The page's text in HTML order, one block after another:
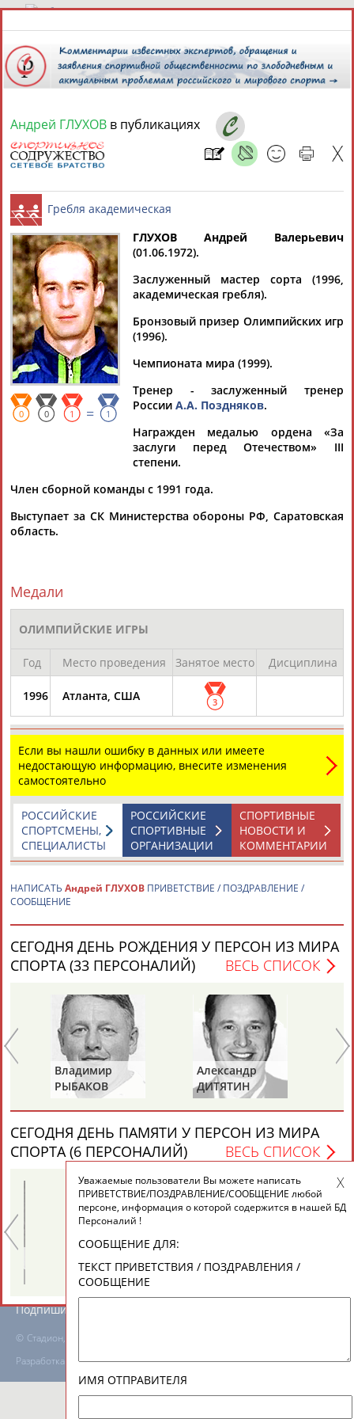
7 августа 2026 года,01:41
Найдено: 13181 Расширенный поиск
Аслаудин
АБАЕВ
Елена
АБАИМОВА
Мария
АБАКУМОВА
АБАЛАКИНА
Дмитрий
АБАРЕНОВ
Тамилла
АБАСОВА
АБАЧАРАЕВ
Ростом
АБАШИДЗЕ
Татьяна
АББЯСОВА
Акжана
АБДИКАРИМОВА
Артур
Каримжан
АБДРАХМАНОВ
Аделя
АБДРАХМАНОВА
Андрей
АБДУВАЛИЕВ
Герман
АБДУЛАЕВ
Рамазан
АБДУЛАЕВ
Тагир
АБДУЛАЕВ
Камиль
АБДУЛАЗИЗОВ
Загалав
АБДУЛБЕКОВ
Камалудин
АБДУЛДАУДОВ
Абдула
АБДУЛЖАЛИЛОВ
Магомед
АБДУЛКАГИРОВ
Назир
АБДУЛЛАЕВ
24 персон из 13181
ЕЩЁ ПЕРСОНЫ
ТАБЛО АКТИВНОСТИ
Вопросы сотрудничества и совместной деятельности
© Стадион, 1998-2026
Разработка и поддержка ООО НАИТ «Стадион»
Адресов в новостной рассылке: 996
Подпишись
Андрей ГЛУХОВ в публикациях
Гребля академическая
0 0 1 = 1
ГЛУХОВ Андрей Валерьевич
(01.06.1972).
Заслуженный мастер сорта (1996,
академическая гребля).
Бронзовый призер Олимпийских игр
(1996).
Чемпионата мира (1999).
Тренер - заслуженный тренер
России А.А. Поздняков.
Награжден медалью ордена «За
заслуги перед Отечеством» III
степени.
Член сборной команды с 1991 года.
Выступает за СК Министерства обороны РФ, Саратовская
область.
Медали
ОЛИМПИЙСКИЕ ИГРЫ
Год Место проведения Занятое место Дисциплина
1996 Атланта, США 3
Если вы нашли ошибку в данных или имеете
недостающую информацию, внесите изменения
самостоятельно
СПОРТИВНЫЕ
НОВОСТИ И
КОММЕНТАРИИ
РОССИЙСКИЕ
СПОРТИВНЫЕ
ОРГАНИЗАЦИИ
РОССИЙСКИЕ
СПОРТСМЕНЫ,
СПЕЦИАЛИСТЫ
НАПИСАТЬ Андрей ГЛУХОВ ПРИВЕТСТВИЕ / ПОЗДРАВЛЕНИЕ /
СООБЩЕНИЕ
СЕГОДНЯ ДЕНЬ РОЖДЕНИЯ У ПЕРСОН ИЗ МИРА
СПОРТА (33 ПЕРСОНАЛИЙ)
ВЕСЬ СПИСОК
Владимир
РЫБАКОВ
Александр
ДИТЯТИН
СЕГОДНЯ ДЕНЬ ПАМЯТИ У ПЕРСОН ИЗ МИРА
СПОРТА (6 ПЕРСОНАЛИЙ)
ВЕСЬ СПИСОК
ЯГУБКИН
ТУРЕЦКИЙ
Уважаемые пользователи Вы можете написать
ПРИВЕТСТВИЕ/ПОЗДРАВЛЕНИЕ/СООБЩЕНИЕ любой
персоне, информация о которой содержится в нашей БД
Персоналий !
СООБЩЕНИЕ ДЛЯ:
ТЕКСТ ПРИВЕТСТВИЯ / ПОЗДРАВЛЕНИЯ /
СООБЩЕНИЕ
ИМЯ ОТПРАВИТЕЛЯ